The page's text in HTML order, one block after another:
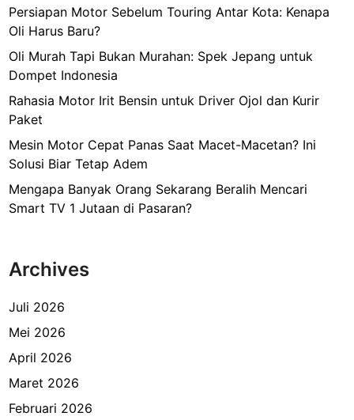
Persiapan Motor Sebelum Touring Antar Kota: Kenapa
Oli Harus Baru?
Oli Murah Tapi Bukan Murahan: Spek Jepang untuk
Dompet Indonesia
Rahasia Motor Irit Bensin untuk Driver Ojol dan Kurir
Paket
Mesin Motor Cepat Panas Saat Macet-Macetan? Ini
Solusi Biar Tetap Adem
Mengapa Banyak Orang Sekarang Beralih Mencari
Smart TV 1 Jutaan di Pasaran?
Archives
Juli 2026
Mei 2026
April 2026
Maret 2026
Februari 2026